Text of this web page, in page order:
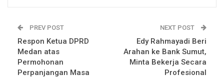
PREV POST
Respon Ketua DPRD
Medan atas
Permohonan
Perpanjangan Masa
NEXT POST
Edy Rahmayadi Beri
Arahan ke Bank Sumut,
Minta Bekerja Secara
Profesional